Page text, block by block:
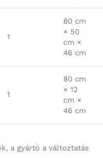
1
80 cm
× 50
cm ×
46 cm
1
80 cm
× 12
cm ×
46 cm
a gyártó a változtatás